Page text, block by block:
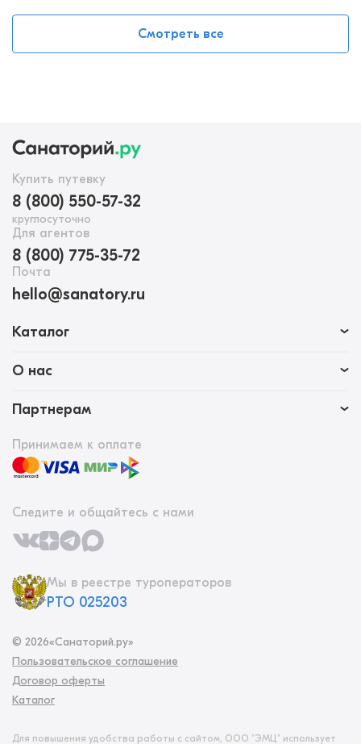
Смотреть все
Купить путевку
8 (800) 550-57-32
круглосуточно
Для агентов
8 (800) 775-35-72
Почта
hello@sanatory.ru
Каталог
О нас
Партнерам
Принимаем к оплате
Следите и общайтесь с нами
Мы в реестре туроператоров
РТО 025203
© 2026«Санаторий.ру»
Пользовательское соглашение
Договор оферты
Каталог
Для повышения удобства работы с сайтом, ООО "ЭМЦ" использует